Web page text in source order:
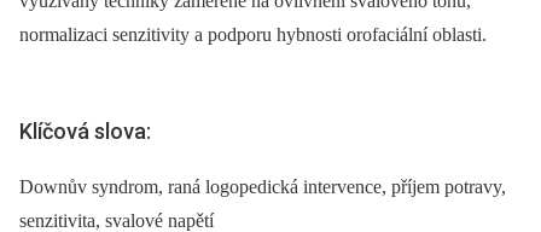
normalizaci senzitivity a podporu hybnosti orofaciální oblasti.
Klíčová slova:
Downův syndrom, raná logopedická intervence, příjem potravy,
senzitivita, svalové napětí